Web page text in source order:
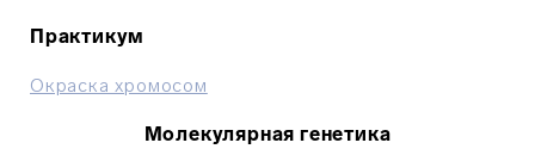
Практикум
Окраска хромосом
Молекулярная генетика